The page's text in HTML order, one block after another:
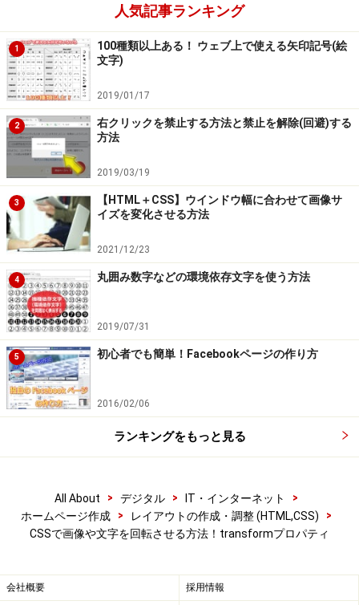
【目次】
CSSのtransformプロパティを使って自由な角度で回
転させる書き方
平面回転：2D回転させるtransform:rotateの書き方
軸で回転：
書き方
軸で回転：Y軸で3D回転させるtransform:rotateYの
書き方
軸で回転：Z軸で3D回転させるtransform:rotateZの
書き方
transformプロパティを使って回転させる際の、占有
空間に関する注意点
CSSで回転させる際のオプションや注意点など
補足：回転する基準点を指定するtransform-originプ
ロパティの書き方
CSSのtransformプロパティを使って様々に回転させ
たサンプルページ
人気記事ランキング
1
100種類以上ある！ ウェブ上で使える矢印記号(絵
文字)
2019/01/17
2
右クリックを禁止する方法と禁止を解除(回避)する
方法
2019/03/19
3
【HTML＋CSS】ウインドウ幅に合わせて画像サ
イズを変化させる方法
2021/12/23
4 丸囲み数字などの環境依存文字を使う方法
2019/07/31
5 初心者でも簡単！Facebookページの作り方
2016/02/06
ランキングをもっと見る
All About > デジタル > IT・インターネット
>
ホームページ作成
> レイアウトの作成・調整 (HTML,CSS)
>
CSSで画像や文字を回転させる方法！transformプロパティ
会社概要 採用情報